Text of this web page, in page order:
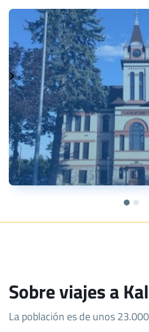
Sobre viajes a
La población es de unos